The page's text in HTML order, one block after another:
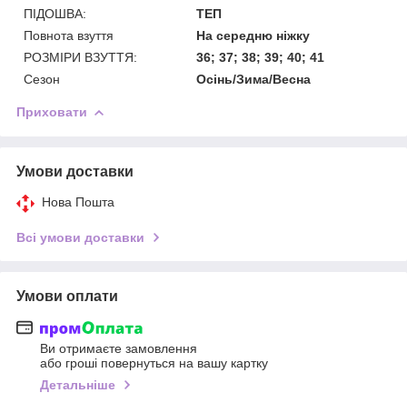
ПІДОШВА:
ТЕП
Повнота взуття
На середню нiжку
РОЗМІРИ ВЗУТТЯ:
36; 37; 38; 39; 40; 41
Сезон
Осiнь/Зима/Весна
Приховати
Умови доставки
Нова Пошта
Всі умови доставки
Умови оплати
Ви отримаєте замовлення
або гроші повернуться на вашу картку
Детальніше